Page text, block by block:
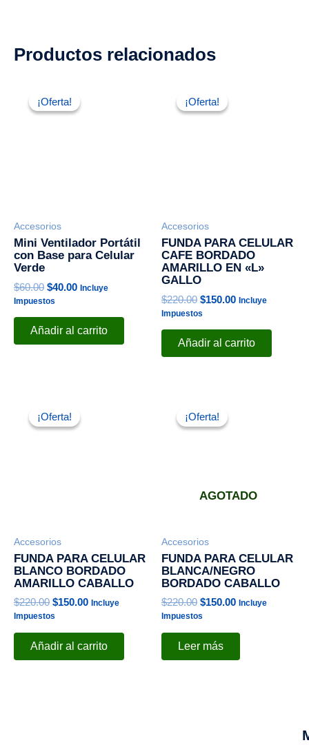
Productos relacionados
¡Oferta!
¡Oferta!
Accesorios
Mini Ventilador Portátil
con Base para Celular
Verde
$60.00
precio
original
$40.00
actual
Incluye
Impuestos
Añadir al carrito
¡Oferta!
¡Oferta!
Accesorios
FUNDA PARA CELULAR
CAFE BORDADO
AMARILLO EN «L»
GALLO
$220.00
precio
original
$150.00 Incluye
Impuestos
Añadir al carrito
¡Oferta!
¡Oferta!
Accesorios
FUNDA PARA CELULAR
BLANCO BORDADO
AMARILLO CABALLO
$220.00
precio
original
$150.00 Incluye
Impuestos
Añadir al carrito
¡Oferta!
AGOTADO
¡Oferta!
Accesorios
FUNDA PARA CELULAR
BLANCA/NEGRO
BORDADO CABALLO
$220.00
precio
original
$150.00 Incluye
Impuestos
Leer más